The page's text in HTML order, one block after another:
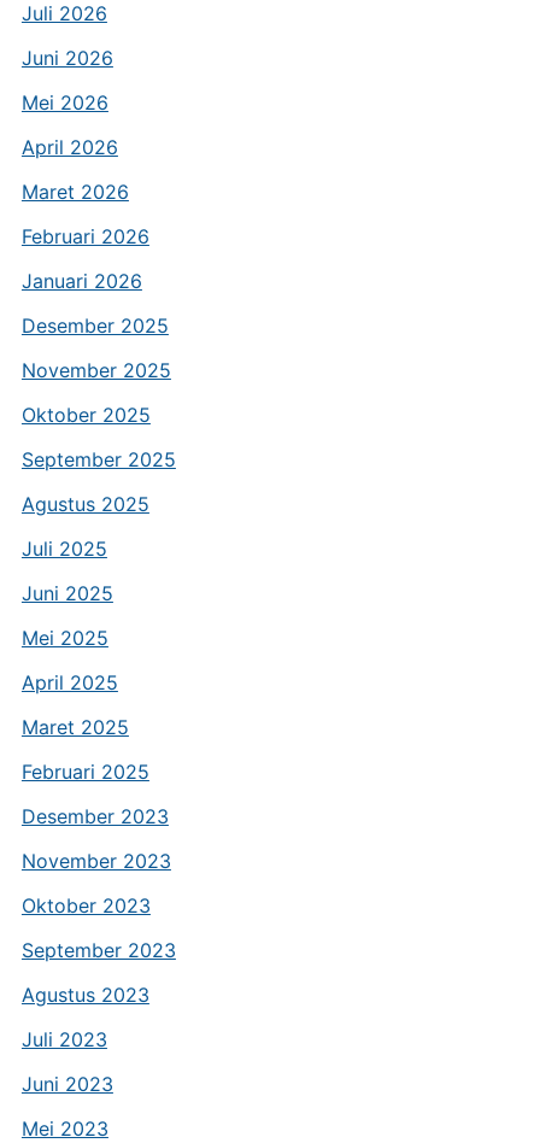
Juli 2026
Juni 2026
Mei 2026
April 2026
Maret 2026
Februari 2026
Januari 2026
Desember 2025
November 2025
Oktober 2025
September 2025
Agustus 2025
Juli 2025
Juni 2025
Mei 2025
April 2025
Maret 2025
Februari 2025
Desember 2023
November 2023
Oktober 2023
September 2023
Agustus 2023
Juli 2023
Juni 2023
Mei 2023